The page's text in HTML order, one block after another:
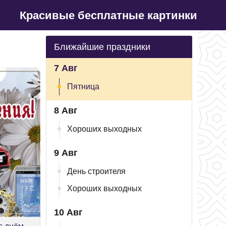
Красивые бесплатные картинки
Ближайшие праздники
7 Авг
Пятница
8 Авг
Хороших выходных
9 Авг
День строителя
Хороших выходных
10 Авг